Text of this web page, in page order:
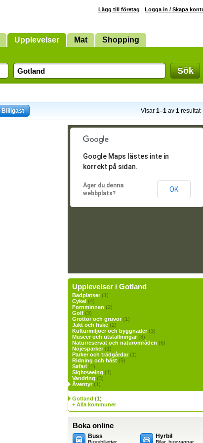
Lägg till företag Logga in / Skapa
Upplevelser Mat Shopping
Sök
Billigast Visar 1–1 av 1 resultat
Google Maps lästes inte in
korrekt på sidan.
Äger du denna
webbplats?
OK
Upplevelser i Gotland
Badplatser(1)
Cykel (4)
Fornminnen (2)
Golf (3)
Grottor och gruvor(1)
Jakt och fiske (2)
Kulturmiljöer och byggnader(3)
Museer och utställningar(8)
Naturreservat och naturområden (6)
Nöjesparker(1)
Parker och trädgårdar(1)
Ridning och häst (5)
Safari (1)
Sightseeing (1)
Vandring (3)
Äventyr(1)
Gotland (1)
+ Alla kommuner
Boka online
Buss Hyrbil